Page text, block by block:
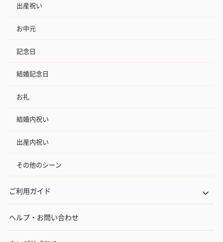
出産祝い
お中元
記念日
結婚記念日
お礼
結婚内祝い
出産内祝い
その他のシーン
ご利用ガイド
ヘルプ・お問い合わせ